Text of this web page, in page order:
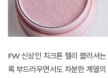
FW 신상인 치크톤 젤리 블러셔
록 부드러우면서도 차분한 계열